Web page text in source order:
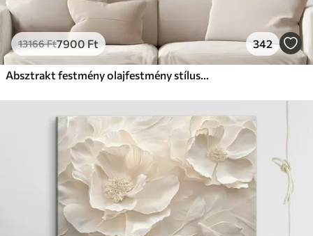
13166Ft7900Ft 342
Absztrakt festmény olajfestmény stílusban